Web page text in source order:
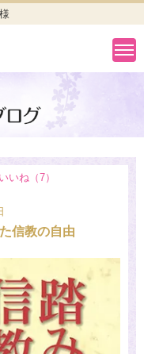
いいね（7）
信教の自由